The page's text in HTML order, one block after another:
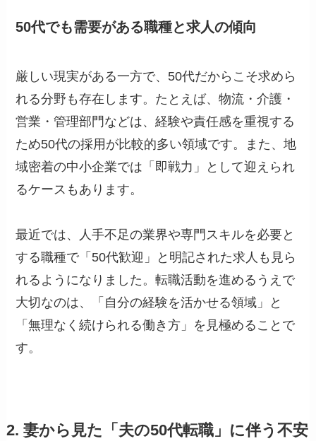
50代でも需要がある職種と求人の傾向
厳しい現実がある一方で、50代だからこそ求めら
れる分野も存在します。たとえば、物流・介護・
営業・管理部門などは、経験や責任感を重視する
ため50代の採用が比較的多い領域です。また、地
域密着の中小企業では「即戦力」として迎えられ
るケースもあります。
最近では、人手不足の業界や専門スキルを必要と
する職種で「50代歓迎」と明記された求人も見ら
れるようになりました。転職活動を進めるうえで
大切なのは、「自分の経験を活かせる領域」と
「無理なく続けられる働き方」を見極めることで
す。
2. 妻から見た「夫の50代転職」に伴う不安